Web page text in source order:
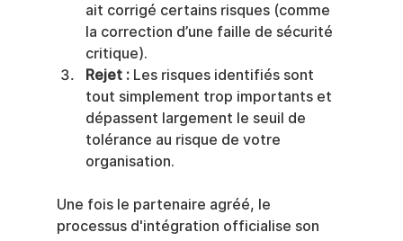
ait corrigé certains risques (comme
la correction d’une faille de sécurité
critique).
Rejet : Les risques identifiés sont
tout simplement trop importants et
dépassent largement le seuil de
tolérance au risque de votre
organisation.
Une fois le partenaire agréé, le
processus d'intégration officialise son